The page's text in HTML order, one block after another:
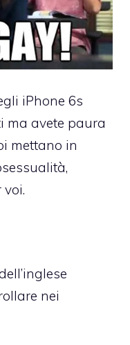
iPhone 6s
ma avete paura
mettano in
nei